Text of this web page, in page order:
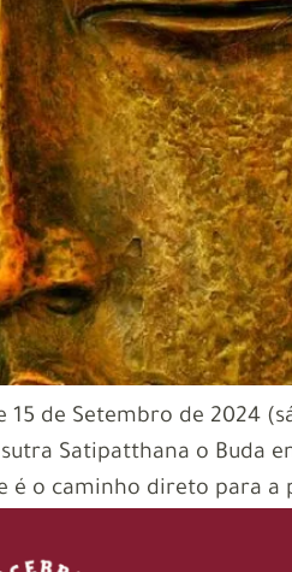
15 de Setembro de 2024
Satipatthana o Buda
é o caminho direto para a